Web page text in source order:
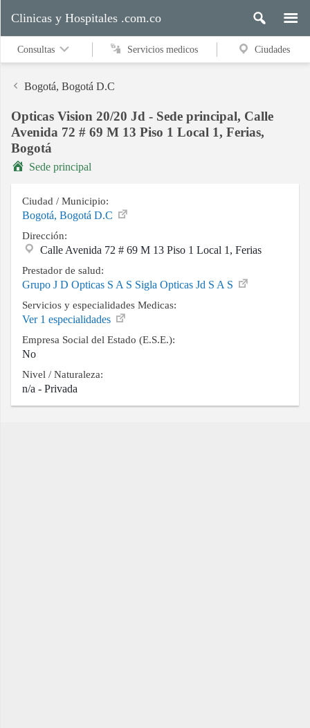
Servicios
medicos
Ciudades
Buscar
Contacto
Clinicas y Hospitales .com.co
Consultas Servicios medicos Ciudades
Bogotá, Bogotá D.C
Opticas Vision 20/20 Jd - Sede principal, Calle
Avenida 72 # 69 M 13 Piso 1 Local 1, Ferias,
Bogotá
Sede principal
Ciudad / Municipio:
Bogotá, Bogotá D.C
Dirección:
Calle Avenida 72 # 69 M 13 Piso 1 Local 1, Ferias
Prestador de salud:
Grupo J D Opticas S A S Sigla Opticas Jd S A S
Servicios y especialidades Medicas:
Ver 1 especialidades
Empresa Social del Estado (E.S.E.):
No
Nivel / Naturaleza:
n/a - Privada